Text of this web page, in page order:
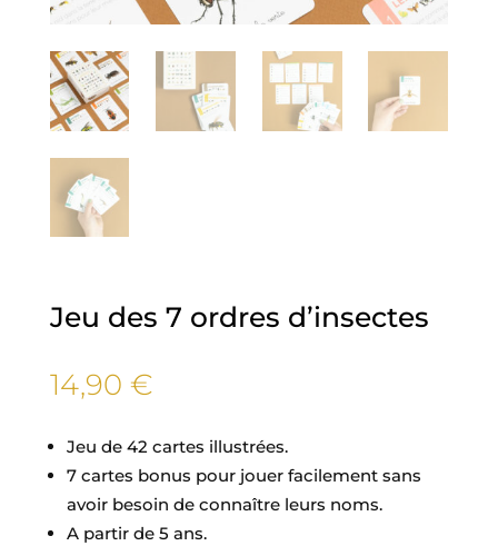
Jeu des 7 ordres d’insectes
14,90 €
Jeu de 42 cartes illustrées.
7 cartes bonus pour jouer facilement sans
avoir besoin de connaître leurs noms.
A partir de 5 ans.